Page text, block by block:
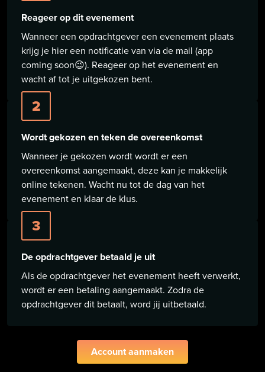
Reageer op dit evenement
Wanneer een opdrachtgever een evenement plaats
krijg je hier een notificatie van via de mail (app
coming soon😉). Reageer op het evenement en
wacht af tot je uitgekozen bent.
2
Wordt gekozen en teken de overeenkomst
Wanneer je gekozen wordt wordt er een
overeenkomst aangemaakt, deze kan je makkelijk
online tekenen. Wacht nu tot de dag van het
evenement en klaar de klus.
3
De opdrachtgever betaald je uit
Als de opdrachtgever het evenement heeft verwerkt,
wordt er een betaling aangemaakt. Zodra de
opdrachtgever dit betaalt, word jij uitbetaald.
Account aanmaken